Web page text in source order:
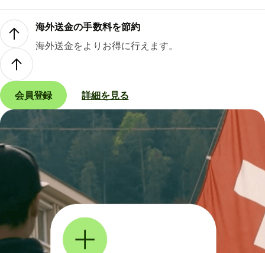
海外送金の手数料を節約
海外送金をよりお得に行えます。
会員登録 詳細を見る